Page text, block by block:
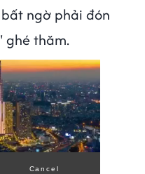
ngờ phải đón
ghé thăm.